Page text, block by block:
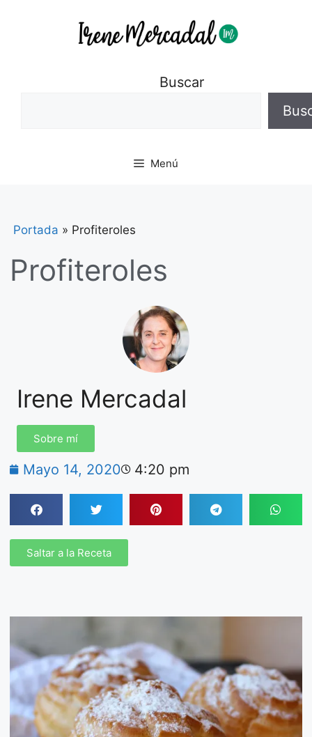
Buscar
Menú
Portada » Profiteroles
Profiteroles
Irene Mercadal
Sobre mí
Mayo 14, 2020 4:20 pm
Saltar a la Receta